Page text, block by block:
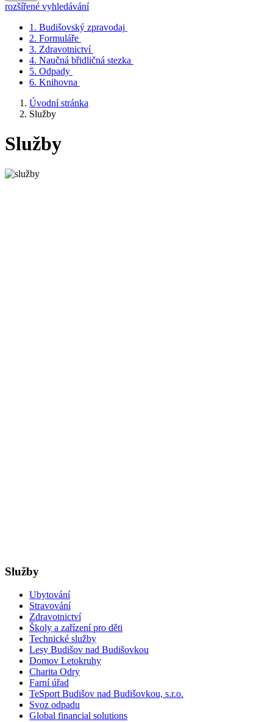
rozšířené vyhledávání
1. Budišovský zpravodaj
2. Formuláře
3. Zdravotnictví
4. Naučná břidličná stezka
5. Odpady
6. Knihovna
Úvodní stránka
Služby
Služby
Služby
Ubytování
Stravování
Zdravotnictví
Školy a zařízení pro děti
Technické služby
Lesy Budišov nad Budišovkou
Domov Letokruhy
Charita Odry
Farní úřad
TeSport Budišov nad Budišovkou, s.r.o.
Svoz odpadu
Global financial solutions